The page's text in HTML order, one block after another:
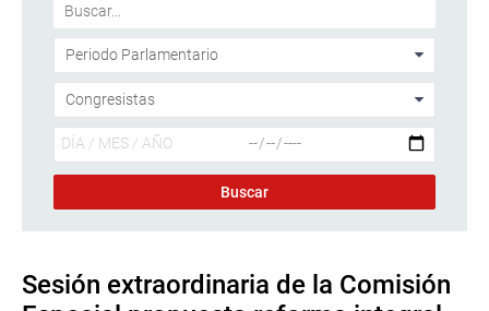
Sesión extraordinaria de la Comisión